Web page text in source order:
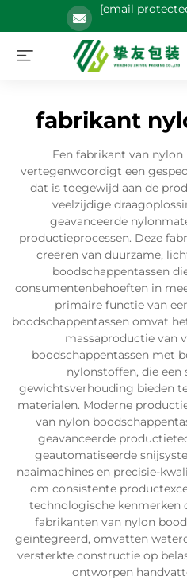
[email
fabrikant
Een fabrikant van
vertegenwoordigt een
dat is toegewijd aan de
veelzijdige
geavanceerde
productieprocessen. Deze
creëren van duurzame,
boodschappentassen
consumentenbehoeften in
primaire functie van
boodschappentassen omvat
massaproductie van
boodschappentassen met
nylonstoffen, die een
gewichtsverhouding bieden
materialen. Moderne
van nylon
geavanceerde
geautomatiseerde
naaimachines en precisie-
om consistente
technologische kenmerken
fabrikanten van nylon
geïntegreerd, omvatten
versterkte constructie op
ontworpen